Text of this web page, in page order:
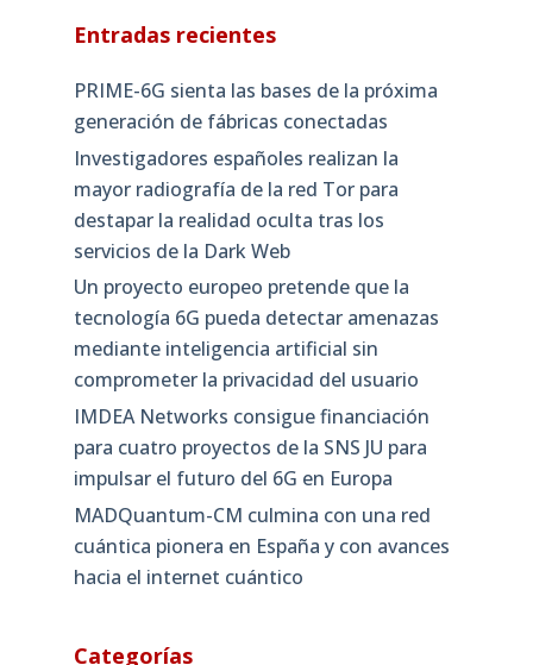
Entradas recientes
PRIME-6G sienta las bases de la próxima
generación de fábricas conectadas
Investigadores españoles realizan la
mayor radiografía de la red Tor para
destapar la realidad oculta tras los
servicios de la Dark Web
Un proyecto europeo pretende que la
tecnología 6G pueda detectar amenazas
mediante inteligencia artificial sin
comprometer la privacidad del usuario
IMDEA Networks consigue financiación
para cuatro proyectos de la SNS JU para
impulsar el futuro del 6G en Europa
MADQuantum-CM culmina con una red
cuántica pionera en España y con avances
hacia el internet cuántico
Categorías